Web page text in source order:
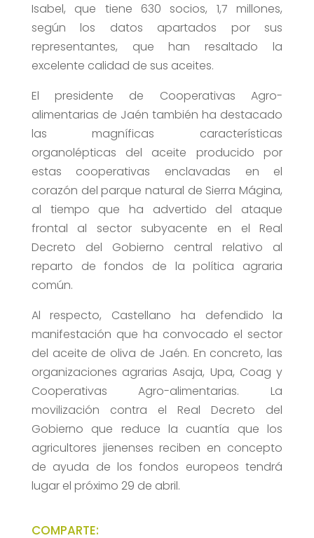
Isabel, que tiene 630 socios, 1,7 millones,
según los datos apartados por sus
representantes, que han resaltado la
excelente calidad de sus aceites.
El presidente de Cooperativas Agro-
alimentarias de Jaén también ha destacado
las magníficas características
organolépticas del aceite producido por
estas cooperativas enclavadas en el
corazón del parque natural de Sierra Mágina,
al tiempo que ha advertido del ataque
frontal al sector subyacente en el Real
Decreto del Gobierno central relativo al
reparto de fondos de la política agraria
común.
Al respecto, Castellano ha defendido la
manifestación que ha convocado el sector
del aceite de oliva de Jaén. En concreto, las
organizaciones agrarias Asaja, Upa, Coag y
Cooperativas Agro-alimentarias. La
movilización contra el Real Decreto del
Gobierno que reduce la cuantía que los
agricultores jienenses reciben en concepto
de ayuda de los fondos europeos tendrá
lugar el próximo 29 de abril.
COMPARTE: